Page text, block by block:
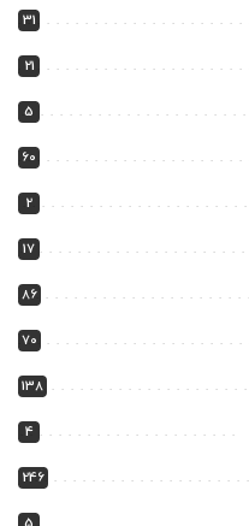
31
21
5
60
2
17
86
70
138
4
246